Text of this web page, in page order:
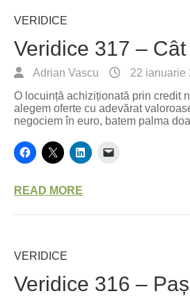
VERIDICE
Veridice 317 –
Adrian Vascu 22 ianuarie
O locuință achiziționată prin credit
alegem oferte cu adevărat
negociem în euro, batem palma
READ MORE
VERIDICE
Veridice 316 –